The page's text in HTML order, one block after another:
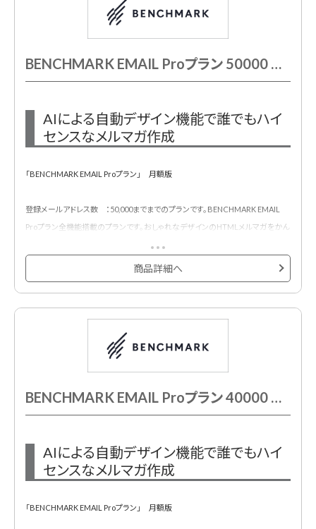
BENCHMARK EMAIL Proプラン 50000 月額契約
AIによる自動デザイン機能で誰でもハイ
センスなメルマガ作成
「BENCHMARK EMAIL Proプラン」 月額版
登録メールアドレス数 ：50,000までまでのプランです。BENCHMARK EMAIL
Proプラン全機能搭載のプランです。おしゃれなデザインのHTMLメルマガをかん
たんに作成・配信・効果測定できるメール配信サービスです。
500種類以上のメルマガ用デザインテンプレートが用意されており、プロのデザ
イナーが作成したHTMLメールデザインテンプレートでメール配信システムをは
商品詳細へ
BENCHMARK EMAIL Proプラン 40000 月額契約
AIによる自動デザイン機能で誰でもハイ
センスなメルマガ作成
「BENCHMARK EMAIL Proプラン」 月額版